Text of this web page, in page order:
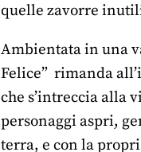
quelle zavorre
Ambientata in una
Felice” rimanda
che s’intreccia alla
personaggi aspri,
terra, e con la